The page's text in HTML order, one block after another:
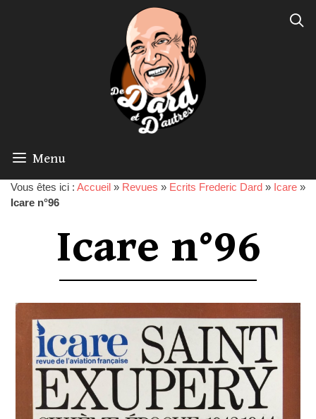
Menu
Vous êtes ici : Accueil » Revues » Ecrits Frederic Dard » Icare »
Icare n°96
Icare n°96